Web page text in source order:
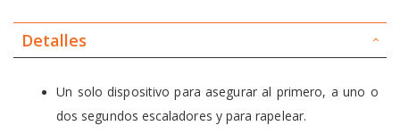
Detalles
Un solo dispositivo para asegurar al primero, a uno o
dos segundos escaladores y para rapelear.